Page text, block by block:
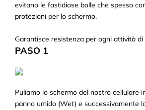
evitano le fastidiose bolle che spesso
protezioni per lo schermo.
Garantisce resistenza per ogni attività
PASO 1
Puliamo lo schermo del nostro cellulare
panno umido (Wet) e successivamente